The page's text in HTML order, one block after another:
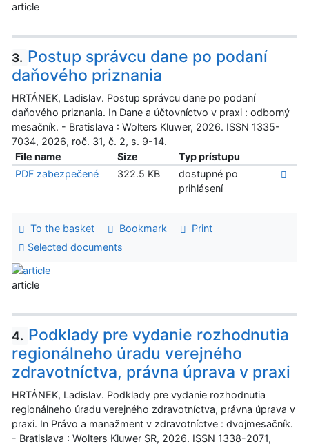
article
3. Postup správcu dane po podaní
daňového priznania
HRTÁNEK, Ladislav. Postup správcu dane po podaní
daňového priznania. In Dane a účtovníctvo v praxi : odborný
mesačník. - Bratislava : Wolters Kluwer, 2026. ISSN 1335-
7034, 2026, roč. 31, č. 2, s. 9-14.
File name
Size
Typ prístupu
PDF zabezpečené
322.5 KB
dostupné po
prihlásení
To the basket Bookmark
Print
Selected documents
article
4. Podklady pre vydanie rozhodnutia
regionálneho úradu verejného
zdravotníctva, právna úprava v praxi
HRTÁNEK, Ladislav. Podklady pre vydanie rozhodnutia
regionálneho úradu verejného zdravotníctva, právna úprava v
praxi. In Právo a manažment v zdravotníctve : dvojmesačník.
- Bratislava : Wolters Kluwer SR, 2026. ISSN 1338-2071,